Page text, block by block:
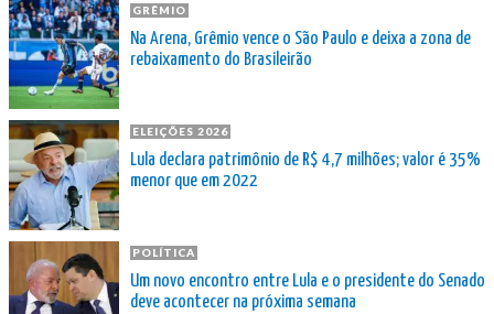
GRÊMIO
Na Arena, Grêmio vence o São Paulo e deixa a zona de
rebaixamento do Brasileirão
ELEIÇÕES 2026
Lula declara patrimônio de R$ 4,7 milhões; valor é 35%
menor que em 2022
POLÍTICA
Um novo encontro entre Lula e o presidente do Senado
deve acontecer na próxima semana